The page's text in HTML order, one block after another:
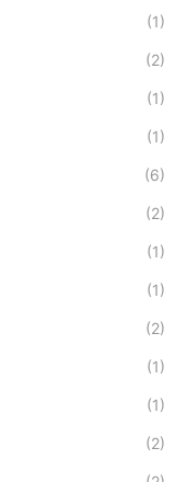
(1)
(2)
(1)
(1)
(6)
(2)
(1)
(1)
(2)
(1)
(1)
(2)